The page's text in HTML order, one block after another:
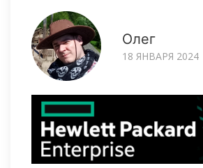
Олег
18 ЯНВАРЯ 2024